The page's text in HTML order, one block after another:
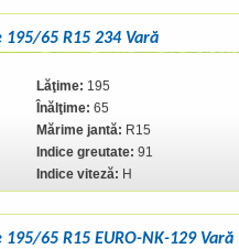
65 R15 234 Vară
Lăţime: 195
Înălţime: 65
Mărime jantă: R15
Indice greutate: 91
Indice viteză: H
65 R15 EURO-NK-129 Vară